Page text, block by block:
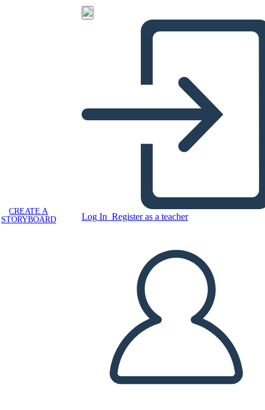
CREATE A
STORYBOARD
Log In Register as a teacher